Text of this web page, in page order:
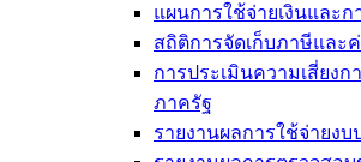
แผนการใช้จ่ายเงินและ
สถิติการจัดเก็บภาษีและ
การประเมินความเสี่ยง
ภาครัฐ
รายงานผลการใช้จ่ายง